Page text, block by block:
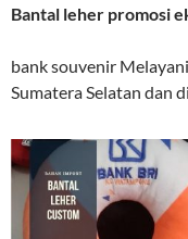
Bantal leher promosi
bank souvenir
Sumatera Selatan dan